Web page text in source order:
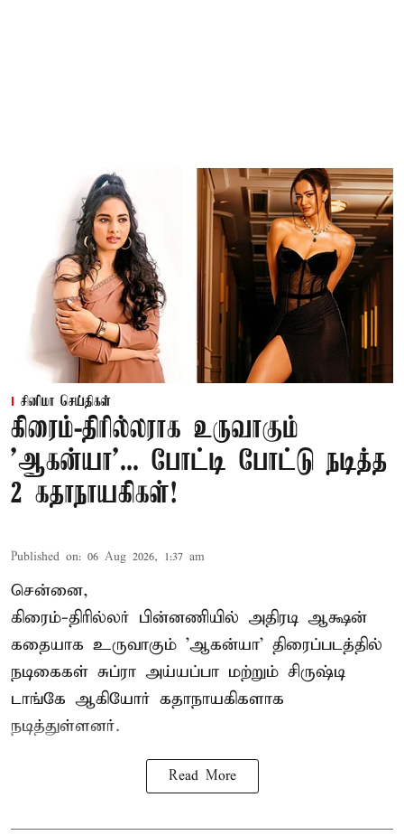
சினிமா செய்திகள்
கிரைம்-திரில்லராக உருவாகும்
'ஆகன்யா'... போட்டி போட்டு நடித்த
2 கதாநாயகிகள்!
Published on: 06 Aug 2026, 1:37 am
சென்னை,
கிரைம்-திரில்லர் பின்னணியில் அதிரடி ஆக்ஷன்
கதையாக உருவாகும் 'ஆகன்யா' திரைப்படத்தில்
நடிகைகள் சுப்ரா அய்யப்பா மற்றும் சிருஷ்டி
டாங்கே ஆகியோர் கதாநாயகிகளாக
நடித்துள்ளனர்.
Read More